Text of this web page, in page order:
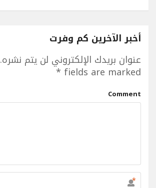
أخبر الآخرين كم وفرت
عنوان بريدك الإلكتروني لن يتم نشره.
fields are marked
*
Comment
*